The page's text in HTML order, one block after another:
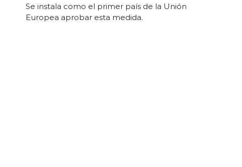
Se instala como el primer país de la Unión
Europea aprobar esta medida.